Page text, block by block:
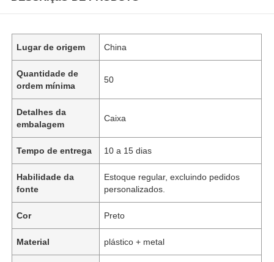
Lugar de origem China
Quantidade de
ordem mínima
50
Detalhes da
embalagem
Caixa
Tempo de entrega 10 a 15 dias
Habilidade da
fonte
Estoque regular, excluindo pedidos
personalizados.
Cor Preto
Material plástico + metal